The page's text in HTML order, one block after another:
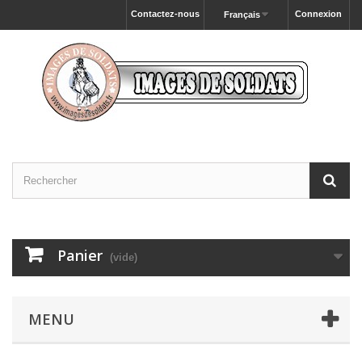
Connexion
Français
Contactez-nous
Panier (vide)
MENU